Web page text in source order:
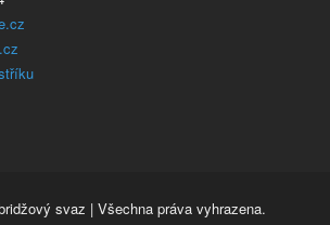
svaz | Všechna práva vyhrazena.